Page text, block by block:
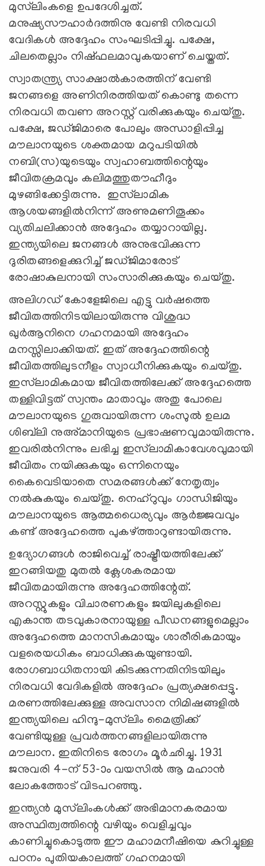
മുസ്‌ലിംകളെ ഉപദേശിച്ചത്.
മനുഷ്യസൗഹാര്‍ദത്തിനു വേണ്ടി നിരവധി
വേദികള്‍ അദ്ദേഹം സംഘടിപ്പിച്ചു. പക്ഷേ,
ചിലതെല്ലാം നിഷ്ഫലമാവുകയാണ് ചെയ്തത്.
സ്വാതന്ത്ര്യ സാക്ഷാല്‍കാരത്തിന് വേണ്ടി
ജനങ്ങളെ അണിനിരത്തിയത് കൊണ്ടു തന്നെ
നിരവധി തവണ അറസ്റ്റ് വരിക്കുകയും ചെയ്തു.
പക്ഷേ, ജഡ്ജിമാരെ പോലും അന്ധാളിപ്പിച്ച
മൗലാനയുടെ ശക്തമായ മറുപടിയില്‍
നബി(സ)യുടെയും സ്വഹാബത്തിന്റെയും
ജീവിതക്രമവും കലിമത്തുതൗഹീദും
മുഴങ്ങിക്കേട്ടിരുന്നു. ഇസ്‌ലാമിക
ആശയങ്ങളില്‍നിന്ന് അണുമണിതൂക്കം
വ്യതിചലിക്കാന്‍ അദ്ദേഹം തയ്യാറായില്ല.
ഇന്ത്യയിലെ ജനങ്ങള്‍ അനുഭവിക്കുന്ന
ദുരിതങ്ങളെക്കുറിച്ച് ജഡ്ജിമാരോട്
രോഷാകുലനായി സംസാരിക്കുകയും ചെയ്തു.
അലിഗഡ് കോളേജിലെ എട്ടു വര്‍ഷത്തെ
ജീവിതത്തിനിടയിലായിരുന്നു വിശുദ്ധ
ഖുര്‍ആനിനെ ഗഹനമായി അദ്ദേഹം
മനസ്സിലാക്കിയത്. ഇത് അദ്ദേഹത്തിന്റെ
ജീവിതത്തിലുടനീളം സ്വാധീനിക്കുകയും ചെയ്തു.
ഇസ്‌ലാമികമായ ജീവിതത്തിലേക്ക് അദ്ദേഹത്തെ
തള്ളിവിട്ടത് സ്വന്തം മാതാവും അതു പോലെ
മൗലാനയുടെ ഗുരുവായിരുന്ന ശംസുല്‍ ഉലമ
ശിബ്‌ലി നുഅ്മാനിയുടെ പ്രഭാഷണവുമായിരുന്നു.
ഇവരില്‍നിന്നും ലഭിച്ച ഇസ്‌ലാമികാവേശവുമായി
ജീവിതം നയിക്കുകയും ഒന്നിനെയും
കൈവെടിയാതെ സമരങ്ങള്‍ക്ക് നേതൃത്വം
നല്‍കുകയും ചെയ്തു. നെഹ്‌റുവും ഗാന്ധിജിയും
മൗലാനയുടെ ആത്മധൈര്യവും ആര്‍ജ്ജവവും
കണ്ട് അദ്ദേഹത്തെ പുകഴ്ത്താറുണ്ടായിരുന്നു.
ഉദ്യോഗങ്ങള്‍ രാജിവെച്ച് രാഷ്ട്രീയത്തിലേക്ക്
ഇറങ്ങിയതു മുതല്‍ ക്ലേശകരമായ
ജീവിതമായിരുന്നു അദ്ദേഹത്തിന്റേത്.
അറസ്റ്റുകളും വിചാരണകളും ജയിലുകളിലെ
എകാന്ത തടവുകാരനായുള്ള പീഡനങ്ങളുമെല്ലാം
അദ്ദേഹത്തെ മാനസികമായും ശാരീരികമായും
വളരെയധികം ബാധിക്കുകയുണ്ടായി.
രോഗബാധിതനായി കിടക്കുന്നതിനിടയിലും
നിരവധി വേദികളില്‍ അദ്ദേഹം പ്രത്യക്ഷപ്പെട്ടു.
മരണത്തിലേക്കുള്ള അവസാന നിമിഷങ്ങളില്‍
ഇന്ത്യയിലെ ഹിന്ദു-മുസ്‌ലിം മൈത്രിക്ക്
വേണ്ടിയുള്ള പ്രവര്‍ത്തനങ്ങളിലായിരുന്നു
മൗലാന. ഇതിനിടെ രോഗം മൂര്‍ഛിച്ചു. 1931
ജനുവരി 4-ന് 53-ാം വയസില്‍ ആ മഹാന്‍
ലോകത്തോട് വിടപറഞ്ഞു.
ഇന്ത്യന്‍ മുസ്‌ലിംകള്‍ക്ക് അഭിമാനകരമായ
അസ്ഥിത്വത്തിന്റെ വഴിയും വെളിച്ചവും
കാണിച്ചുകൊടുത്ത ഈ മഹാമനീഷിയെ കുറിച്ചുള്ള
പഠനം പുതിയകാലത്ത് ഗഹനമായി